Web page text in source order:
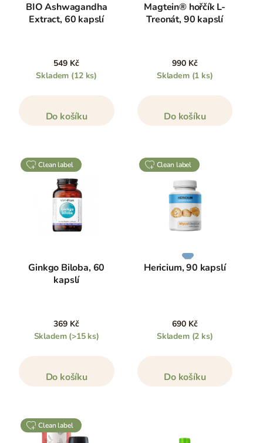
BIO Ashwagandha
Extract, 60 kapslí
549 Kč
Skladem (12 ks)
Do košíku
Magtein® hořčík L-
Treonát, 90 kapslí
990 Kč
Skladem (1 ks)
Do košíku
clean label
Ginkgo Biloba, 60
kapslí
369 Kč
Skladem (>15 ks)
Do košíku
clean label
Hericium, 90 kapslí
690 Kč
Skladem (2 ks)
Do košíku
clean label